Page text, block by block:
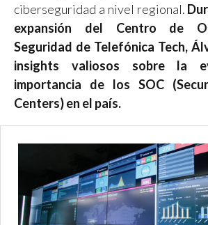
ciberseguridad a nivel regional.
expansión del Centro de
Seguridad de Telefónica Tech,
insights valiosos sobre la
importancia de los SOC
Centers) en el país.